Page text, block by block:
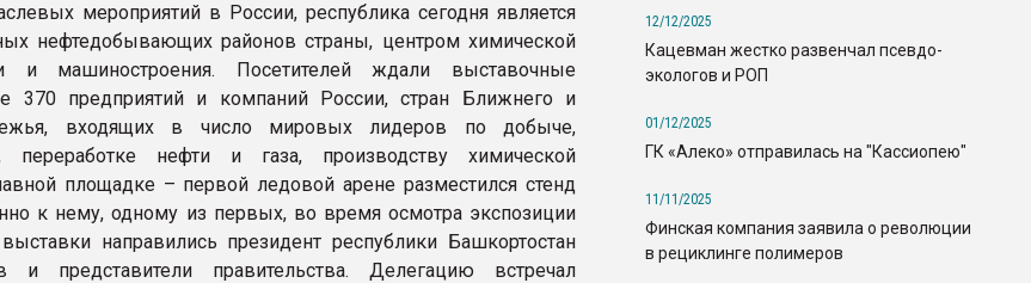
мероприятий в России, республика сегодня является
нефтедобывающих районов страны, центром химической
и машиностроения. Посетителей ждали выставочные
370 предприятий и компаний России, стран Ближнего и
входящих в число мировых лидеров по добыче,
переработке нефти и газа, производству химической
площадке – первой ледовой арене разместился стенд
к нему, одному из первых, во время осмотра экспозиции
направились президент республики Башкортостан
и представители правительства. Делегацию встречал
12/12/2025
Кацевман жестко развенчал псевдо-
экологов и РОП
01/12/2025
ГК «Алеко» отправилась на "Кассиопею"
11/11/2025
Финская компания заявила о революции
в рециклинге полимеров